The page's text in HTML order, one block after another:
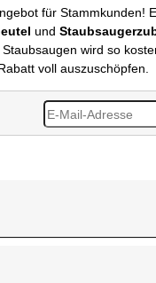
für Stammkunden!
und
wird so
voll auszuschöpfen.